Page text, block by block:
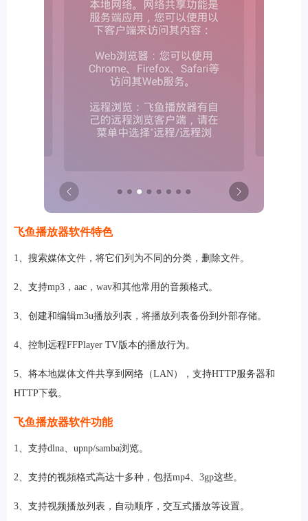
飞鱼播放器软件特色
1、搜索媒体文件，将它们列为不同的分类，删除文件。
2、支持mp3，aac，wav和其他常用的音频格式。
3、创建和编辑m3u播放列表，将播放列表备份到外部存储。
4、控制远程FFPlayer TV版本的播放行为。
5、将本地媒体文件共享到网络（LAN），支持HTTP服务器和
HTTP下载。
飞鱼播放器软件功能
1、支持dlna、upnp/samba浏览。
2、支持的视頻格式高达十多种，包括mp4、3gp这些。
3、支持视频播放列表，自动顺序，交互式播放等设置。